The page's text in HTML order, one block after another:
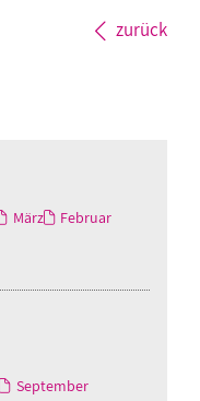
zurück
März
Februar
September